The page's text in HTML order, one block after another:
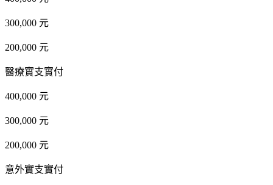
300,000 元
200,000 元
醫療實支實付
400,000 元
300,000 元
200,000 元
意外實支實付